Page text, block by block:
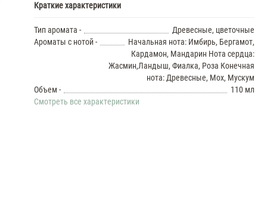
женскиеArmand
In
Red
женские
Armand
Краткие характеристики
Тип аромата -
Древесные, цветочные
Ароматы с нотой -
Начальная нота: Имбирь, Бергамот,
Кардамон, Мандарин Нота сердца:
Жасмин,Ландыш, Фиалка, Роза Конечная
нота: Древесные, Мох, Мускум
Объем -
110 мл
Смотреть все характеристики